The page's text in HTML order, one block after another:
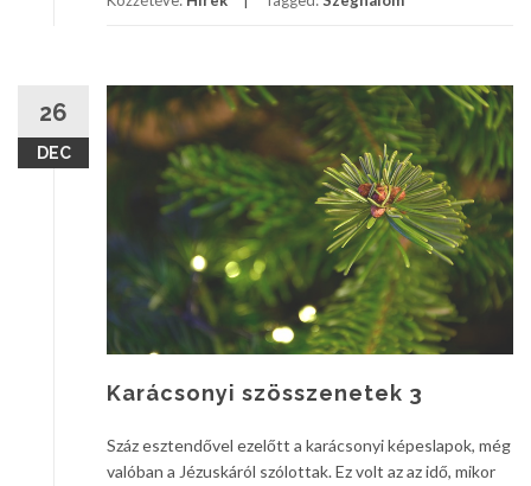
26
DEC
Karácsonyi szösszenetek 3
Száz esztendővel ezelőtt a karácsonyi képeslapok, még
valóban a Jézuskáról szólottak. Ez volt az az idő, mikor